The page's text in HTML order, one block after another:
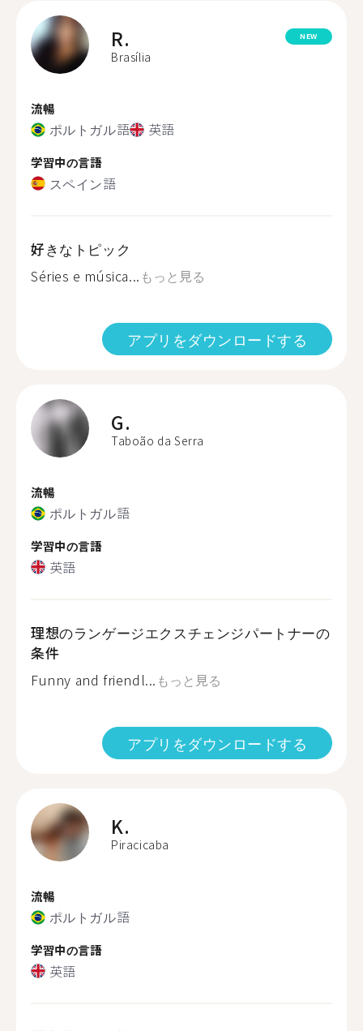
R.
Brasília
NEW
流暢
ポルトガル語 英語
学習中の言語
スペイン語
好きなトピック
Séries e música... もっと見る
アプリをダウンロードする
G.
Taboão da Serra
流暢
ポルトガル語
学習中の言語
英語
理想のランゲージエクスチェンジパートナーの
条件
Funny and friendl... もっと見る
アプリをダウンロードする
K.
Piracicaba
流暢
ポルトガル語
学習中の言語
英語